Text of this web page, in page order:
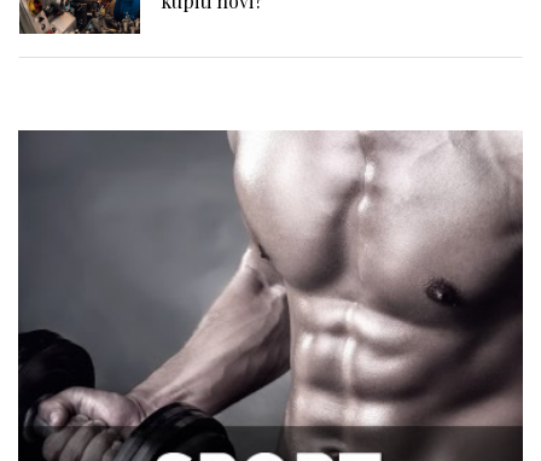
potcenjuju?
Zdravlje zuba i samopouzdanje: Zašto je
osmeh ključan za svakog muškarca
Tegobe sa sinusima koje muškarci
najčešće trpe bez odlaska kod lekara